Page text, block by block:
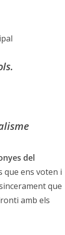
del
que ens voten i
que
amb els